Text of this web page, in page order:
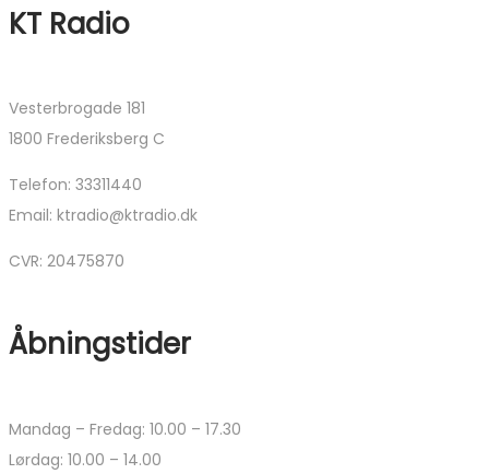
KT Radio
Vesterbrogade 181
1800 Frederiksberg C
Telefon: 33311440
Email: ktradio@ktradio.dk
CVR: 20475870
Åbningstider
Mandag – Fredag: 10.00 – 17.30
Lørdag: 10.00 – 14.00